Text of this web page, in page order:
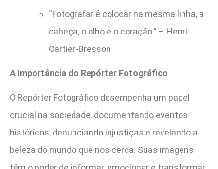
“Fotografar é colocar na mesma linha, a
cabeça, o olho e o coração.” – Henri
Cartier-Bresson
A Importância do Repórter Fotográfico
O Repórter Fotográfico desempenha um papel
crucial na sociedade, documentando eventos
históricos, denunciando injustiças e revelando a
beleza do mundo que nos cerca. Suas imagens